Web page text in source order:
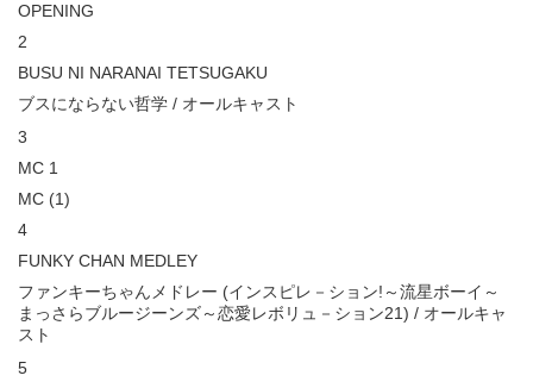
OPENING
2
BUSU NI NARANAI TETSUGAKU
ブスにならない哲学 / オールキャスト
3
MC 1
MC (1)
4
FUNKY CHAN MEDLEY
ファンキーちゃんメドレー (インスピレ－ション!～流星ボーイ～
まっさらブルージーンズ～恋愛レボリュ－ション21) / オールキャ
スト
5